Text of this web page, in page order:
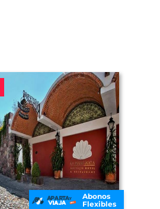
Abonos
Flexibles